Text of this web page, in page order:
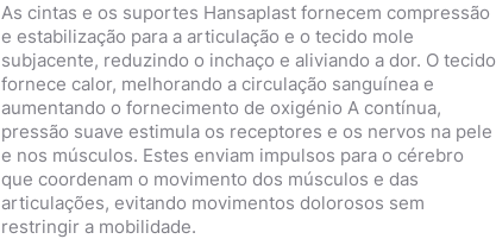
As cintas e os suportes Hansaplast fornecem compressão
e estabilização para a articulação e o tecido mole
subjacente, reduzindo o inchaço e aliviando a dor. O tecido
fornece calor, melhorando a circulação sanguínea e
aumentando o fornecimento de oxigénio A contínua,
pressão suave estimula os receptores e os nervos na pele
e nos músculos. Estes enviam impulsos para o cérebro
que coordenam o movimento dos músculos e das
articulações, evitando movimentos dolorosos sem
restringir a mobilidade.